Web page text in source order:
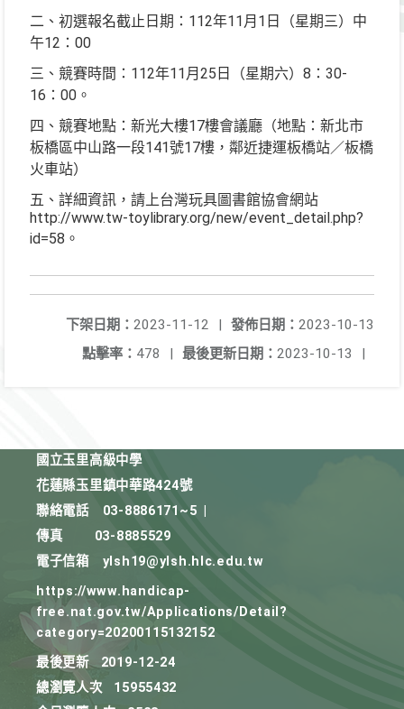
二、初選報名截止日期：112年11月1日（星期三）中
午12：00
三、競賽時間：112年11月25日（星期六）8：30-
16：00。
四、競賽地點：新光大樓17樓會議廳（地點：新北市
板橋區中山路一段141號17樓，鄰近捷運板橋站／板橋
火車站）
五、詳細資訊，請上台灣玩具圖書館協會網站
http://www.tw-toylibrary.org/new/event_detail.php?
id=58。
發佈日期： 2023-10-13
下架日期： 2023-11-12
|
最後更新日期： 2023-10-13 |
點擊率： 478 |
國立玉里高級中學
花蓮縣玉里鎮中華路424號
聯絡電話
03-8886171~5
傳真
03-8885529
電子信箱
ylsh19@ylsh.hlc.edu.tw
https://www.handicap-
free.nat.gov.tw/Applications/Detail?
category=20200115132152
最後更新
2019-12-24
總瀏覽人次
15955432